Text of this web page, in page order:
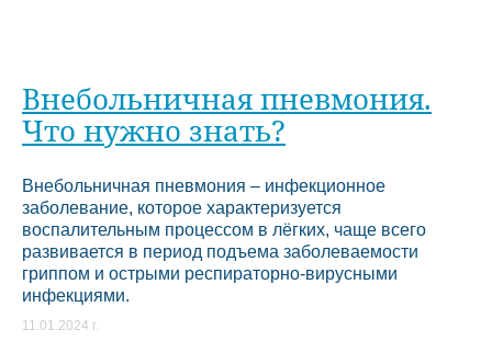
Внебольничная пневмония.
Что нужно знать?
Внебольничная пневмония – инфекционное
заболевание, которое характеризуется
воспалительным процессом в лёгких, чаще всего
развивается в период подъема заболеваемости
гриппом и острыми респираторно-вирусными
инфекциями.
11.01.2024 г.